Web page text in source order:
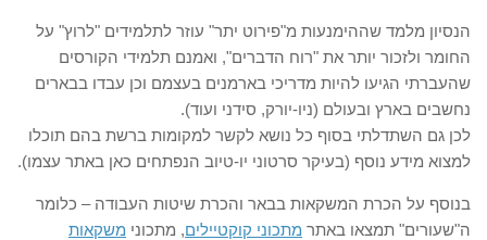
הנסיון מלמד שההימנעות מ"פירוט יתר" עוזר לתלמידים "לרוץ" על
החומר ולזכור יותר את "רוח הדברים", ואמנם תלמידי הקורסים
שהעברתי הגיעו להיות מדריכי בארמנים בעצמם וכן עבדו בבארים
נחשבים בארץ ובעולם (ניו-יורק, סידני ועוד).
לכן גם השתדלתי בסוף כל נושא לקשר למקומות ברשת בהם תוכלו
למצוא מידע נוסף (בעיקר סרטוני יו-טיוב הנפתחים כאן באתר עצמו).
בנוסף על הכרת המשקאות בבאר והכרת שיטות העבודה – כלומר
ה"שעורים" תמצאו באתר מתכוני קוקטיילים, מתכוני משקאות